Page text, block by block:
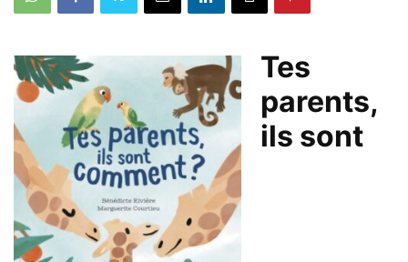
Tes
parents,
ils sont